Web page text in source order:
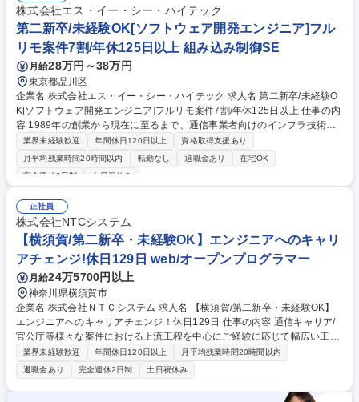
化・DX推進の企画・伴走―現場ヒアリング、課題抽出、改善提案、シス
テム導入 ほか・PC・タブレット等のセットアップ、キッティング・社内
からのIT問い合わせ対応※使用言語：JAVA、PHP 募集職種 【社内システ
ムエンジニア】未経験歓迎/新設部門2人目の募集/プライム上場Gr
株式会社エス・イー・シー・ハイテック
第二新卒/未経験OK[ソフトウェア開発エンジニア]フル
リモ案件7割/年休125日以上 組み込み制御SE
月給28万円～38万円
東京都品川区
企業名 株式会社エス・イー・シー・ハイテック 求人名 第二新卒/未経験O
K[ソフトウェア開発エンジニア]フルリモ案件7割/年休125日以上 仕事の内
容 1989年の創業から現在に至るまで、通信事業者向けのインフラ技術を
強みに、確かな実績を培ってきた当社にて、大手通信キャリア向けのアプ
リケーション、ミドルウェア、Linuxカーネルの開発をご担当いただきま
す。 [案件例]■通信キャリア向け5G基地局システムの開発/仮想化NWシス
ェア開発 他 [魅力/やりがい] 固定電話の交換機開発の時代から、携帯電話
の登場・ 発展を支えてきた長年のノウハウと信頼により、当社でなくては
出来ない 案件が多数ございます。 募集職種 第二新卒/未経験OK[ソフトウ
ェア開発エンジニア]フルリモ案件7割/年休125日以上
業界未経験歓迎 年間休日120日以上
資格取得支援あり
月平均残業時間20時間以内
転勤なし 退職金あり
在宅OK
完全週休2日制
土日祝休み
正社員
株式会社NTCシステム
【横須賀/第二新卒・未経験OK】エンジニアへのキャリ
アチェンジ!休日129日 web/オープンプログラマー
月給24万5700円以上
神奈川県横須賀市
企業名 株式会社ＮＴＣシステム 求人名 【横須賀/第二新卒・未経験OK】
エンジニアへのキャリアチェンジ！休日129日 仕事の内容 通信キャリア/
官公庁等様々な案件における上流工程を中心にご経験に応じて幅広い工程
を担当いただきます。 【魅力】 ■担当いただくフェーズは経験に合わせて
様々ですが上流の業務にも携わっていただきます。顧客折衝経験や業務知
識も習得できます。 ■期間は1年～10年以上の大規模長期案件が中心とな
ります。大きい業務 では10年/50名規模での開発となりますが、開発メン
業界未経験歓迎 年間休日120日以上
月平均残業時間20時間以内
退職金あり
完全週休2日制 土日祝休み